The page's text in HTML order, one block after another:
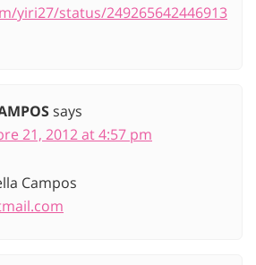
yiri27/status/249265642446913
says
21, 2012 at 4:57 pm
Campos